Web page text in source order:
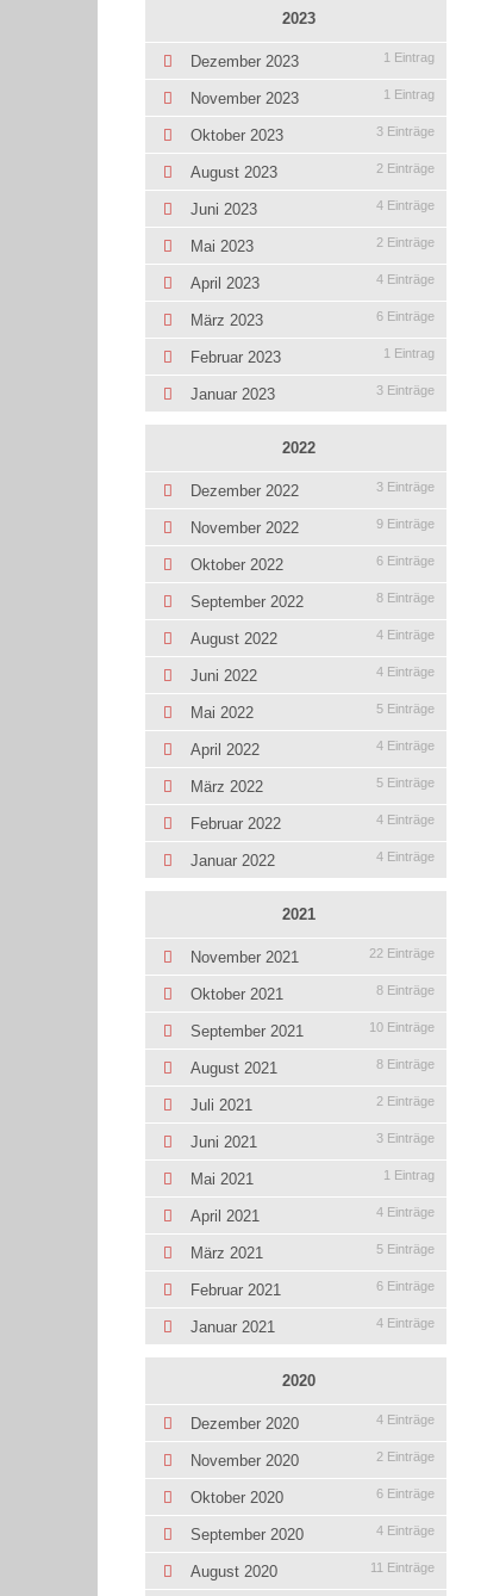
2023
Dezember 2023 1 Eintrag
November 2023 1 Eintrag
Oktober 2023 3 Einträge
August 2023 2 Einträge
Juni 2023 4 Einträge
Mai 2023 2 Einträge
April 2023 4 Einträge
März 2023 6 Einträge
Februar 2023 1 Eintrag
Januar 2023 3 Einträge
2022
Dezember 2022 3 Einträge
November 2022 9 Einträge
Oktober 2022 6 Einträge
September 2022 8 Einträge
August 2022 4 Einträge
Juni 2022 4 Einträge
Mai 2022 5 Einträge
April 2022 4 Einträge
März 2022 5 Einträge
Februar 2022 4 Einträge
Januar 2022 4 Einträge
2021
November 2021 22 Einträge
Oktober 2021 8 Einträge
September 2021 10 Einträge
August 2021 8 Einträge
Juli 2021 2 Einträge
Juni 2021 3 Einträge
Mai 2021 1 Eintrag
April 2021 4 Einträge
März 2021 5 Einträge
Februar 2021 6 Einträge
Januar 2021 4 Einträge
2020
Dezember 2020 4 Einträge
November 2020 2 Einträge
Oktober 2020 6 Einträge
September 2020 4 Einträge
August 2020 11 Einträge